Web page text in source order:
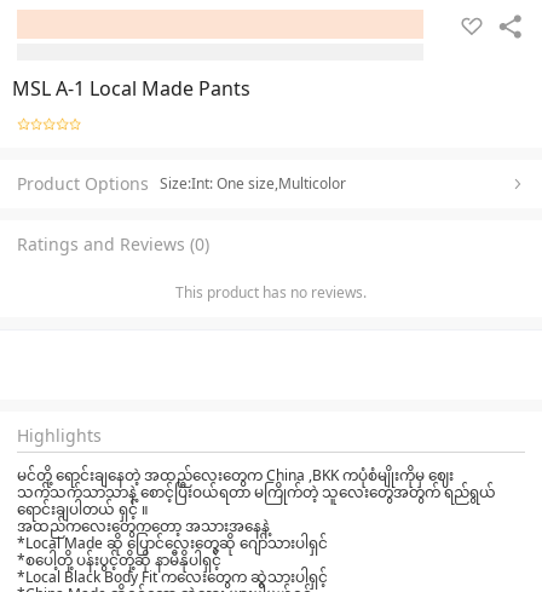
MSL A-1 Local Made Pants
Product Options Size:Int: One size,Multicolor
Ratings and Reviews (0)
This product has no reviews.
Highlights
မင်တို့ ရောင်းချနေတဲ့ အထည်လေးတွေက China ,BKK ကပုံစံမျိုးကိုမှ ဈေး
သက်သက်သာသာနဲ့ စောင့်ပြီးဝယ်ရတာ မကြိုက်တဲ့ သူလေးတွေအတွက် ရည်ရွယ်
ရောင်းချပါတယ် ရှင့် ။
အထည်ကလေးတွေကတော့ အသားအနေနဲ့
*Local Made ဆို ပြောင်လေးတွေဆို ဂျော်သားပါရှင်
*စပေါ့တို့ ပန်းပွင့်တို့ဆို နာမီနိုပါရှင့်
*Local Black Body Fit ကလေးတွေက ဆွဲသားပါရှင့်